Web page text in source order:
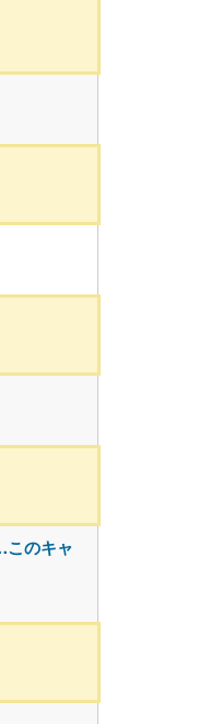
のキャ